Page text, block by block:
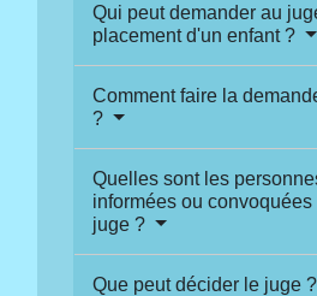
Qui peut demander au
placement d'un enfant ?
Comment faire la
?
Quelles sont les
informées ou convoquées
juge ?
Que peut décider le juge ?